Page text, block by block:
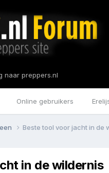
Online gebruikers
naar preppers.nl
Beste tool voor jacht in de
in de wildernis